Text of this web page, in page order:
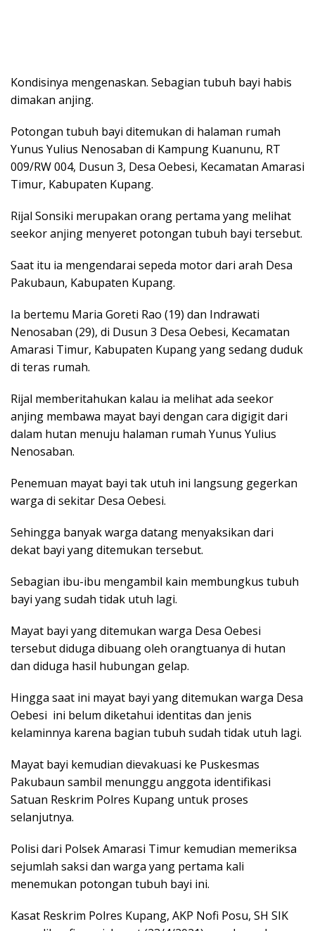
Kondisinya mengenaskan. Sebagian tubuh bayi habis
dimakan anjing.
Potongan tubuh bayi ditemukan di halaman rumah
Yunus Yulius Nenosaban di Kampung Kuanunu, RT
009/RW 004, Dusun 3, Desa Oebesi, Kecamatan Amarasi
Timur, Kabupaten Kupang.
Rijal Sonsiki merupakan orang pertama yang melihat
seekor anjing menyeret potongan tubuh bayi tersebut.
Saat itu ia mengendarai sepeda motor dari arah Desa
Pakubaun, Kabupaten Kupang.
Ia bertemu Maria Goreti Rao (19) dan Indrawati
Nenosaban (29), di Dusun 3 Desa Oebesi, Kecamatan
Amarasi Timur, Kabupaten Kupang yang sedang duduk
di teras rumah.
Rijal memberitahukan kalau ia melihat ada seekor
anjing membawa mayat bayi dengan cara digigit dari
dalam hutan menuju halaman rumah Yunus Yulius
Nenosaban.
Penemuan mayat bayi tak utuh ini langsung gegerkan
warga di sekitar Desa Oebesi.
Sehingga banyak warga datang menyaksikan dari
dekat bayi yang ditemukan tersebut.
Sebagian ibu-ibu mengambil kain membungkus tubuh
bayi yang sudah tidak utuh lagi.
Mayat bayi yang ditemukan warga Desa Oebesi
tersebut diduga dibuang oleh orangtuanya di hutan
dan diduga hasil hubungan gelap.
Hingga saat ini mayat bayi yang ditemukan warga Desa
Oebesi ini belum diketahui identitas dan jenis
kelaminnya karena bagian tubuh sudah tidak utuh lagi.
Mayat bayi kemudian dievakuasi ke Puskesmas
Pakubaun sambil menunggu anggota identifikasi
Satuan Reskrim Polres Kupang untuk proses
selanjutnya.
Polisi dari Polsek Amarasi Timur kemudian memeriksa
sejumlah saksi dan warga yang pertama kali
menemukan potongan tubuh bayi ini.
Kasat Reskrim Polres Kupang, AKP Nofi Posu, SH SIK